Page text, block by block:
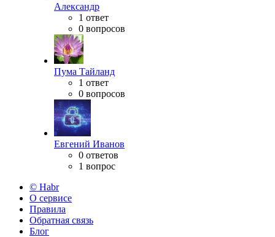
Александр
1 ответ
0 вопросов
Пума Тайланд
1 ответ
0 вопросов
Евгений Иванов
0 ответов
1 вопрос
© Habr
О сервисе
Правила
Обратная связь
Блог